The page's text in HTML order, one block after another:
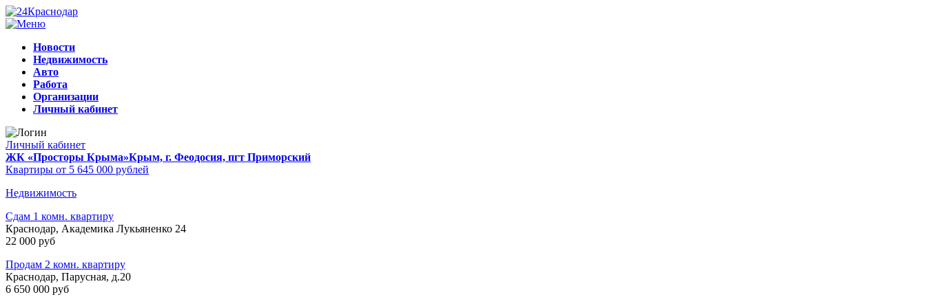
Новости
Недвижимость
Авто
Работа
Организации
Личный кабинет
Личный кабинет
ЖК «Просторы Крыма»Крым, г. Феодосия, пгт Приморский
Квартиры от 5 645 000 рублей
Недвижимость
Сдам 1 комн. квартиру
Краснодар, Академика Лукьяненко 24
22 000 руб
Продам 2 комн. квартиру
Краснодар, Парусная, д.20
6 650 000 руб